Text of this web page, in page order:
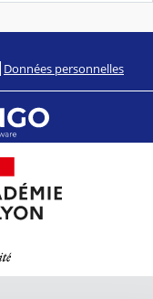
Données personnelles